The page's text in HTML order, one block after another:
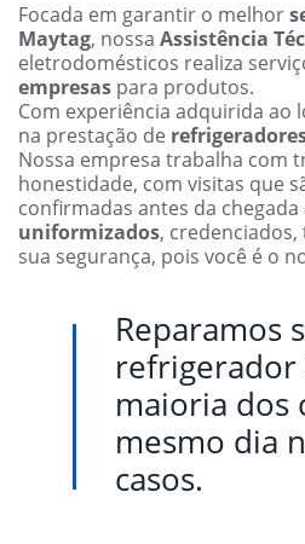
Focada em garantir o melhor
Maytag, nossa Assistência
eletrodomésticos realiza
empresas para produtos.
Com experiência adquirida ao
na prestação de
Nossa empresa trabalha com
honestidade, com visitas que
confirmadas antes da chegada
uniformizados,
sua segurança, pois você é o
Reparamos
refrigerador
maioria dos
mesmo dia
casos.